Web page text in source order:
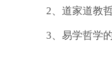
2、道家道教
3、易学哲学